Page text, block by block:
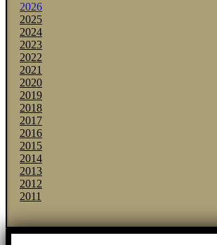
2026
2025
2024
2023
2022
2021
2020
2019
2018
2017
2016
2015
2014
2013
2012
2011